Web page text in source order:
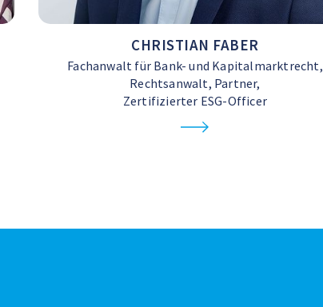
CHRISTIAN FABER
Fachanwalt für Bank- und Kapitalmarktrecht,
Rechtsanwalt, Partner,
Zertifizierter ESG-Officer